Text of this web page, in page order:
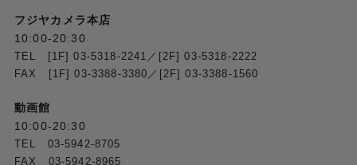
フジヤカメラ本店
10:00-20:30
TEL [1F] 03-5318-2241／[2F] 03-5318-2222
FAX [1F] 03-3388-3380／[2F] 03-3388-1560
動画館
10:00-20:30
TEL 03-5942-8705
FAX 03-5942-8965